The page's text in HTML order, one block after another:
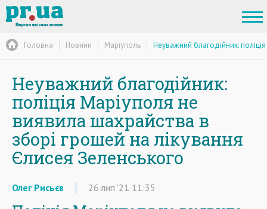
Головна Новини Маріуполь Неуважний благодійник:
Неуважний благодійник:
поліція Маріуполя не
виявила шахрайства в
зборі грошей на лікування
Єлисея Зеленського
Олег Рисьєв 26 лип '21 11:35